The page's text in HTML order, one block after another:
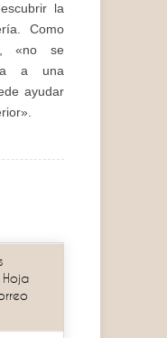
la
Como
«no se
a una
ayudar